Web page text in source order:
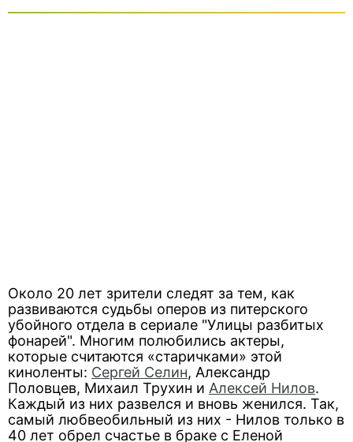
Около 20 лет зрители следят за тем, как
развиваются судьбы оперов из питерского
убойного отдела в сериале "Улицы разбитых
фонарей". Многим полюбились актеры,
которые считаются «старичками» этой
киноленты: Сергей Селин, Александр
Половцев, Михаил Трухин и Алексей Нилов.
Каждый из них развелся и вновь женился. Так,
самый любвеобильный из них - Нилов только в
40 лет обрел счастье в браке с Еленой